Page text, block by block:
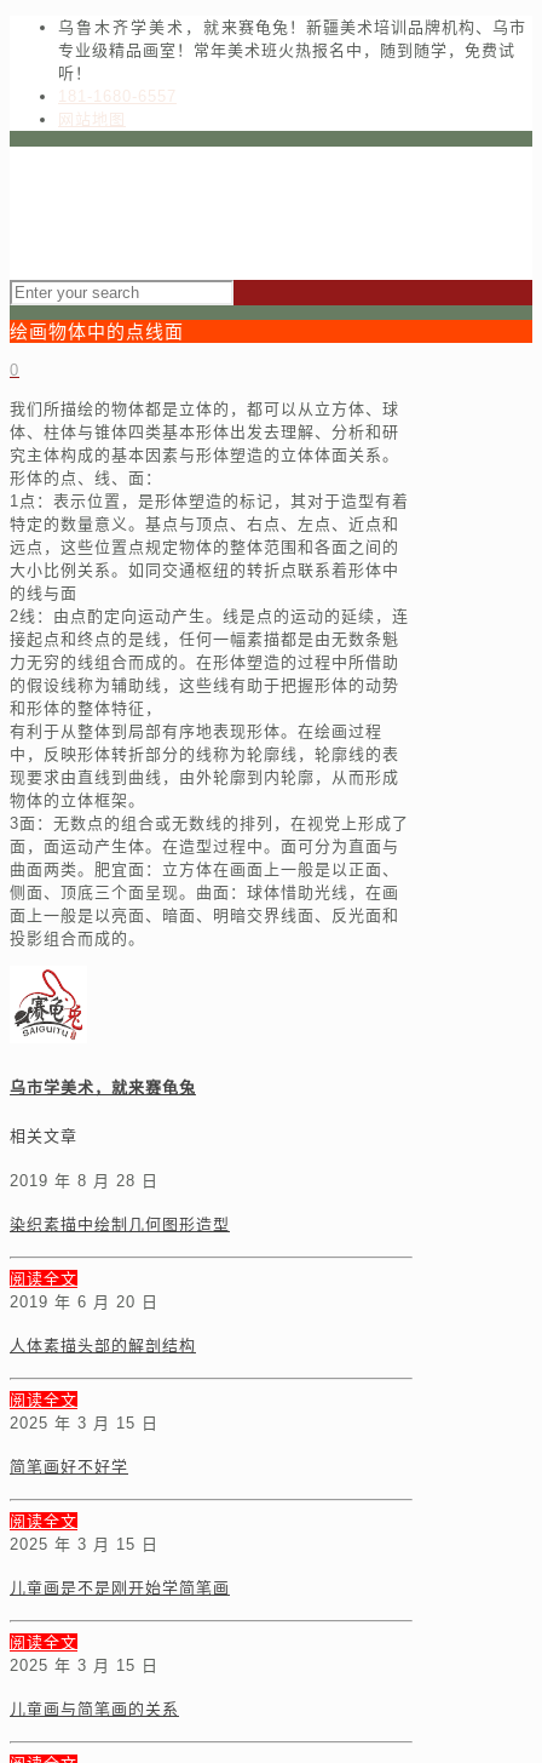
乌鲁木齐学美术，就来赛龟兔！新疆美术培训品牌机构、乌市
专业级精品画室！常年美术班火热报名中，随到随学，免费试
听！
181-1680-6557
网站地图
绘画物体中的点线面
0
我们所描绘的物体都是立体的，都可以从立方体、球
体、柱体与锥体四类基本形体出发去理解、分析和研
究主体构成的基本因素与形体塑造的立体体面关系。
形体的点、线、面：
1点：表示位置，是形体塑造的标记，其对于造型有着
特定的数量意义。基点与顶点、右点、左点、近点和
远点，这些位置点规定物体的整体范围和各面之间的
大小比例关系。如同交通枢纽的转折点联系着形体中
的线与面
2线：由点酌定向运动产生。线是点的运动的延续，连
接起点和终点的是线，任何一幅素描都是由无数条魁
力无穷的线组合而成的。在形体塑造的过程中所借助
的假设线称为辅助线，这些线有助于把握形体的动势
和形体的整体特征，
有利于从整体到局部有序地表现形体。在绘画过程
中，反映形体转折部分的线称为轮廓线，轮廓线的表
现要求由直线到曲线，由外轮廓到内轮廓，从而形成
物体的立体框架。
3面：无数点的组合或无数线的排列，在视党上形成了
面，面运动产生体。在造型过程中。面可分为直面与
曲面两类。肥宜面：立方体在画面上一般是以正面、
侧面、顶底三个面呈现。曲面：球体惜助光线，在画
面上一般是以亮面、暗面、明暗交界线面、反光面和
投影组合而成的。
乌市学美术，就来赛龟兔
相关文章
2019 年 8 月 28 日
染织素描中绘制几何图形造型
阅读全文
2019 年 6 月 20 日
人体素描头部的解剖结构
阅读全文
2025 年 3 月 15 日
简笔画好不好学
阅读全文
2025 年 3 月 15 日
儿童画是不是刚开始学简笔画
阅读全文
2025 年 3 月 15 日
儿童画与简笔画的关系